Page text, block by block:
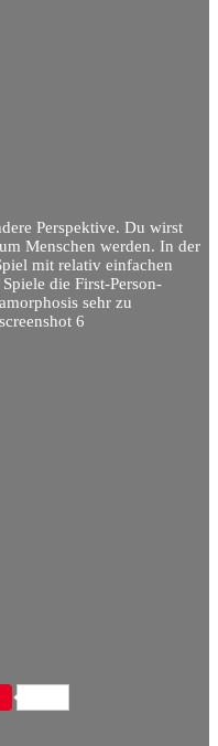
Perspektive. Du wirst
Menschen werden. In der
mit relativ einfachen
die First-Person-
sehr zu